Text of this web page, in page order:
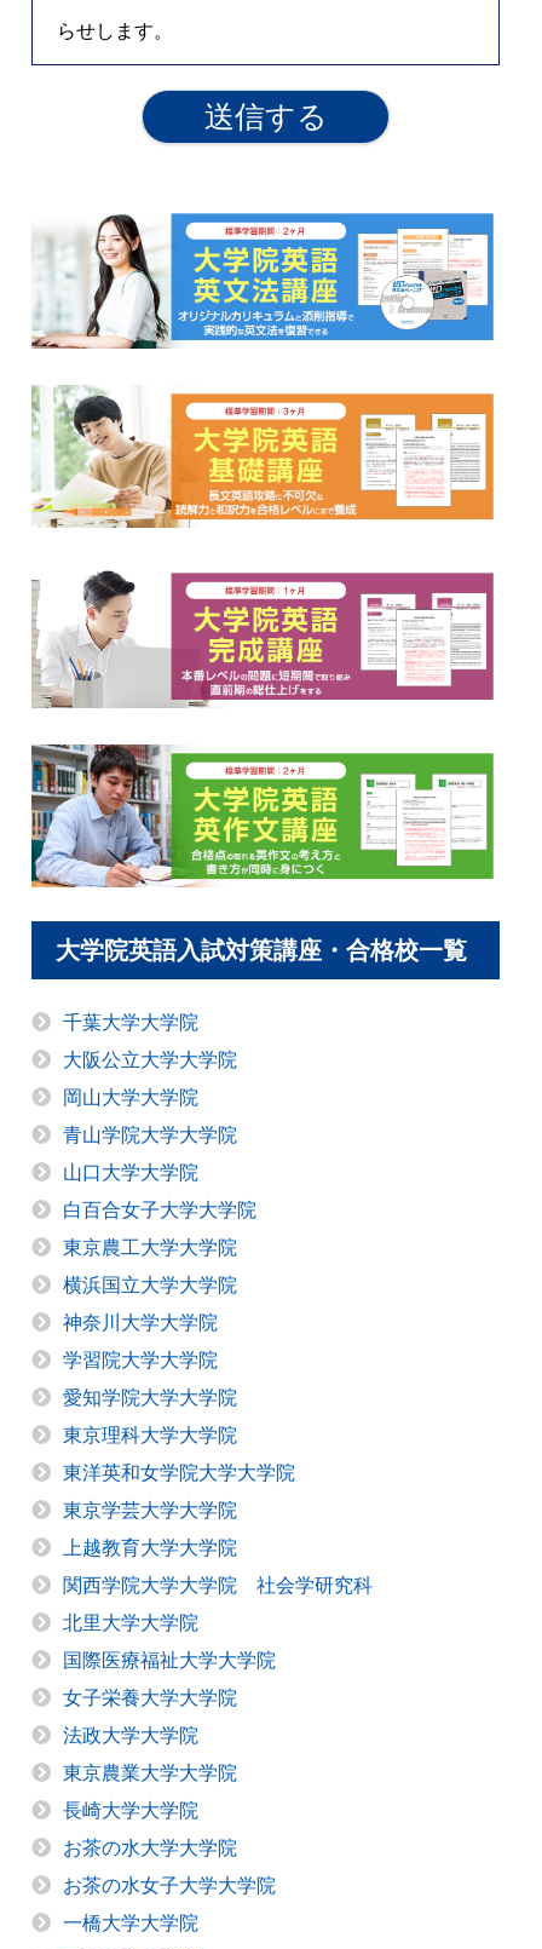
らせします。
大学院英語入試対策講座・合格校一覧
千葉大学大学院
大阪公立大学大学院
岡山大学大学院
青山学院大学大学院
山口大学大学院
白百合女子大学大学院
東京農工大学大学院
横浜国立大学大学院
神奈川大学大学院
学習院大学大学院
愛知学院大学大学院
東京理科大学大学院
東洋英和女学院大学大学院
東京学芸大学大学院
上越教育大学大学院
関西学院大学大学院 社会学研究科
北里大学大学院
国際医療福祉大学大学院
女子栄養大学大学院
法政大学大学院
東京農業大学大学院
長崎大学大学院
お茶の水大学大学院
お茶の水女子大学大学院
一橋大学大学院